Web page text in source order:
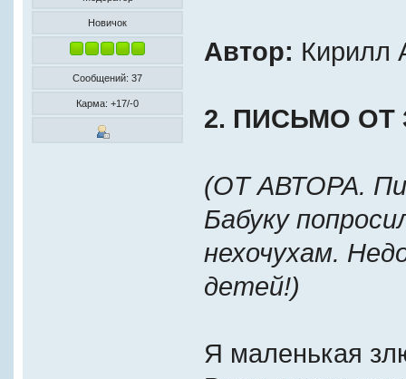
Новичок
Сообщений: 37
Карма: +17/-0
Автор: Кирилл
2. ПИСЬМО ОТ
(ОТ АВТОРА.
Бабуку
нехочухам.
детей!)
Я маленькая